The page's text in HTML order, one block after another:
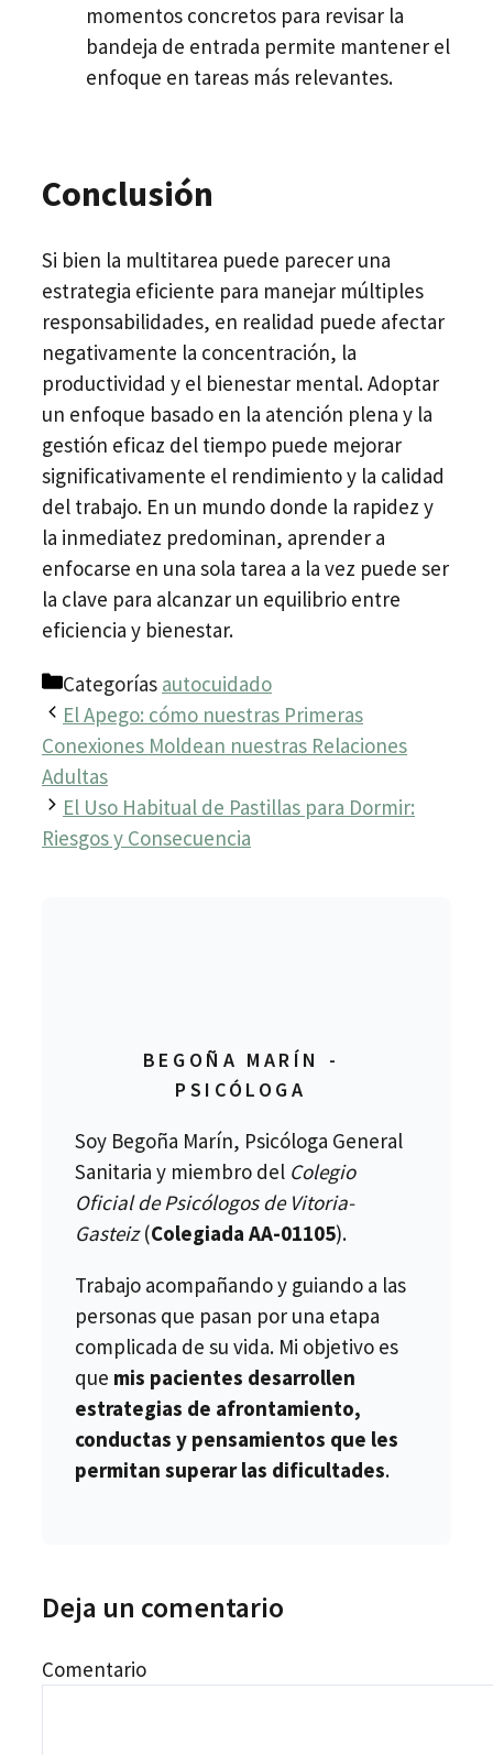
momentos concretos para revisar la
bandeja de entrada permite mantener el
enfoque en tareas más relevantes.
Conclusión
Si bien la multitarea puede parecer una
estrategia eficiente para manejar múltiples
responsabilidades, en realidad puede afectar
negativamente la concentración, la
productividad y el bienestar mental. Adoptar
un enfoque basado en la atención plena y la
gestión eficaz del tiempo puede mejorar
significativamente el rendimiento y la calidad
del trabajo. En un mundo donde la rapidez y
la inmediatez predominan, aprender a
enfocarse en una sola tarea a la vez puede ser
la clave para alcanzar un equilibrio entre
eficiencia y bienestar.
Categorías autocuidado
El Apego: cómo nuestras Primeras
Conexiones Moldean nuestras Relaciones
Adultas
El Uso Habitual de Pastillas para Dormir:
Riesgos y Consecuencia
BEGOÑA MARÍN -
PSICÓLOGA
Soy Begoña Marín, Psicóloga General
Sanitaria y miembro del Colegio
Oficial de Psicólogos de Vitoria-
Gasteiz(Colegiada AA-01105).
Trabajo acompañando y guiando a las
personas que pasan por una etapa
complicada de su vida. Mi objetivo es
que mis pacientes desarrollen
estrategias de afrontamiento,
conductas y pensamientos que les
permitan superar las dificultades.
Deja un comentario
Comentario